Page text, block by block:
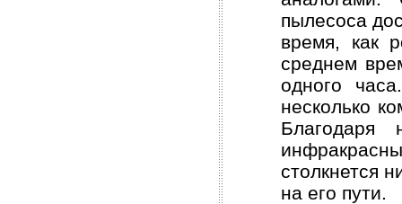
пылесоса
время, как
среднем
одного
несколько
Благодаря
столкнется
на его пути.